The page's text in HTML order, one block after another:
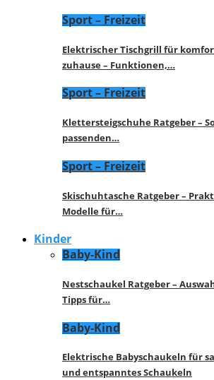
Sport – Freizeit
Elektrischer Tischgrill für
zuhause – Funktionen,…
Sport – Freizeit
Klettersteigschuhe Ratgeber –
passenden…
Sport – Freizeit
Skischuhtasche Ratgeber –
Modelle für…
Kinder
Baby-Kind
Nestschaukel Ratgeber –
Tipps für…
Baby-Kind
Elektrische Babyschaukeln für
und entspanntes Schaukeln